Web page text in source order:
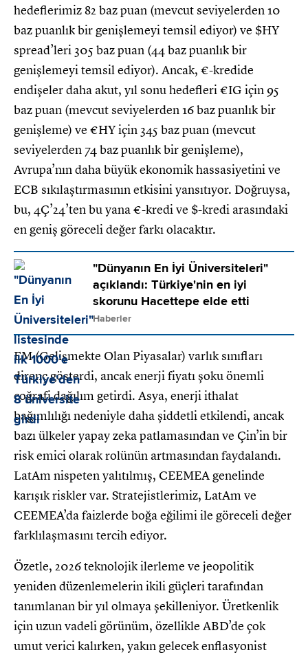
hedeflerimiz 82 baz puan (mevcut seviyelerden 10
baz puanlık bir genişlemeyi temsil ediyor) ve $HY
spread’leri 305 baz puan (44 baz puanlık bir
genişlemeyi temsil ediyor). Ancak, €-kredide
endişeler daha akut, yıl sonu hedefleri €IG için 95
baz puan (mevcut seviyelerden 16 baz puanlık bir
genişleme) ve €HY için 345 baz puan (mevcut
seviyelerden 74 baz puanlık bir genişleme),
Avrupa’nın daha büyük ekonomik hassasiyetini ve
ECB sıkılaştırmasının etkisini yansıtıyor. Doğruysa,
bu, 4Ç’24’ten bu yana €-kredi ve $-kredi arasındaki
en geniş göreceli değer farkı olacaktır.
"Dünyanın En İyi Üniversiteleri"
açıklandı: Türkiye'nin en iyi
skorunu Hacettepe elde etti
Haberler
EM (Gelişmekte Olan Piyasalar) varlık sınıfları
direnç gösterdi, ancak enerji fiyatı şoku önemli
coğrafi dağılım getirdi. Asya, enerji ithalat
bağımlılığı nedeniyle daha şiddetli etkilendi, ancak
bazı ülkeler yapay zeka patlamasından ve Çin’in bir
risk emici olarak rolünün artmasından faydalandı.
LatAm nispeten yalıtılmış, CEEMEA genelinde
karışık riskler var. Stratejistlerimiz, LatAm ve
CEEMEA’da faizlerde boğa eğilimi ile göreceli değer
farklılaşmasını tercih ediyor.
Özetle, 2026 teknolojik ilerleme ve jeopolitik
yeniden düzenlemelerin ikili güçleri tarafından
tanımlanan bir yıl olmaya şekilleniyor. Üretkenlik
için uzun vadeli görünüm, özellikle ABD’de çok
umut verici kalırken, yakın gelecek enflasyonist